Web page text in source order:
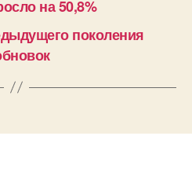
на 50,8%
поколения